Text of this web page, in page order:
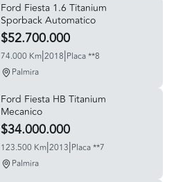
Ford Fiesta 1.6 Titanium
Sporback Automatico
$52.700.000
74.000 Km|2018|Placa **8
Palmira
Ford Fiesta HB Titanium
Mecanico
$34.000.000
123.500 Km|2013|Placa **7
Palmira